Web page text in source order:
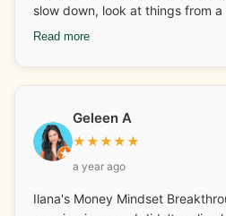
slow down, look at things from
reconnect with ideas I hadn’t
was helpful for me.
Read more
Geleen A
★★★★★
a year ago
Ilana's Money Mindset